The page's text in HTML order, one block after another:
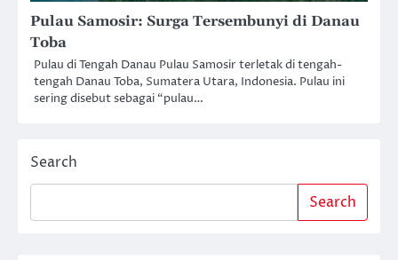
Pulau Samosir: Surga Tersembunyi di Danau
Toba
Pulau di Tengah Danau Pulau Samosir terletak di tengah-
tengah Danau Toba, Sumatera Utara, Indonesia. Pulau ini
sering disebut sebagai “pulau…
Search
Search